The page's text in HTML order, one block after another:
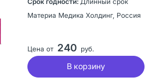
Материа Медика Холдинг, Россия
Цена от 240 руб.
В корзину